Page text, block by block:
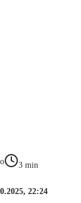
3 min
22:24